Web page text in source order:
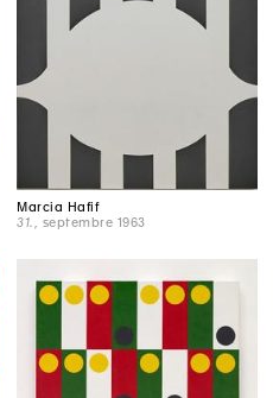
Marcia Hafif
31.
, septembre 1963